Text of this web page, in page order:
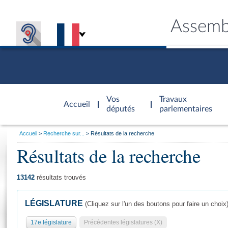
Accueil
d'accueil
Vos
députés
Travaux
parlementaires
Général
Vous
Accueil Recherche sur... Résultats de la recherche
Résultats de la recherche
13142 résultats trouvés
LÉGISLATURE (Cliquez sur l'un des boutons pour faire un choix)
17e législature Précédentes législatures (X)